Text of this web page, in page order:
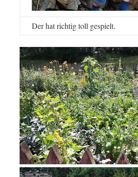
Der hat richtig toll gespielt.